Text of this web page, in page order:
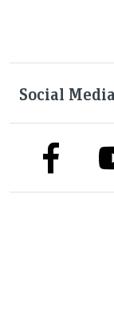
Social
link to